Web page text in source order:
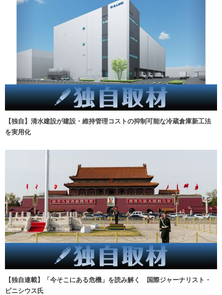
【独自】清水建設が建設・維持管理コストの抑制可能な冷蔵倉庫新工法
を実用化
【独自連載】「今そこにある危機」を読み解く 国際ジャーナリスト・
ビニシウス氏